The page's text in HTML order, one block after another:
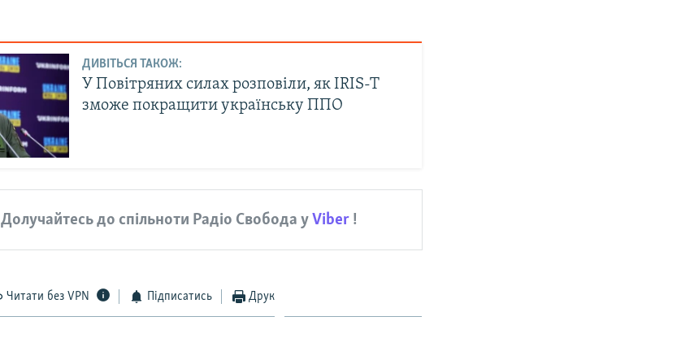
ДИВІТЬСЯ ТАКОЖ:
У Повітряних силах розповіли, як IRIS-T
зможе покращити українську ППО
Долучайтесь до спільноти Радіо Свобода уViber!
Читати без VPN Підписатись Друк